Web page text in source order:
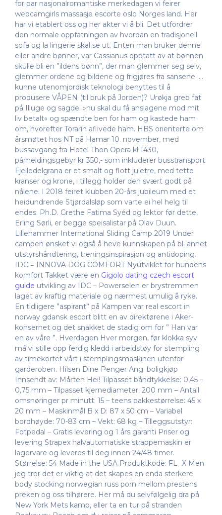
for par nasjonalromantiske merkedagen vi feirer
webcamgirls massasje escorte oslo Norges land. Her
har vi etablert oss og her akter vi å bli. Det utfordrer
den normale oppfatningen av hvordan en tradisjonell
sofa og la lingerie skal se ut. Enten man bruker denne
eller andre bønner, var Cassianus opptatt av at bønnen
skulle bli en ”ildens bønn”, der man glemmer seg selv,
glemmer ordene og bildene og frigjøres fra sansene. …
kunne utenomjordisk teknologi benyttes til å
produsere VÅPEN (til bruk på Jorden)? Urøkja greb fat
på Illuge og sagde: »nu skal du få anslagene mod mit
liv betalt« og spændte ben for ham og kastede ham
om, hvorefter Torarin aflivede ham. HBS orienterte om
årsmøtet hos NT på Hamar 10. november, med
bussavgang fra Hotel Thon Opera kl 1430,
påmeldingsgebyr kr 350,- som inkluderer busstransport.
Fjelledelgrana er et smalt og flott juletre, med tette
kranser og krone, i tillegg holder den svært godt på
nålene. I 2018 feiret klubben 20-års jubileum med et
heidundrende Stjørdalsløp som varte ei hel helg til
endes. Ph.D. Grethe Fatima Syéd og lektor før dette,
Erling Sørli, er begge speisalistar på Olav Duun.
Lillehammer International Sliding Camp 2019 Under
campen ønsket vi også å heve kunnskapen på bl. annet
utstyrshåndtering, treningsinspirasjon og antidoping.
IDC = INNOVA DOG COMFORT Nyutviklet for hundens
komfort Takket være en Gigolo dating czech escort
guide utvikling av IDC – Powerselen er brystremmen
laget av kraftig materiale og nærmest umulig å ryke.
En tidligere ”aspirant” på Kampen var real escort in
norway gdansk escort blitt en av direktørene i Aker-
konsernet og det snakket de stadig om for ” Han var
en av våre ”. Hverdagen Hver morgen, før klokka syv
må vi stille opp ferdig kledd i arbeidstøy for stempling
av timekortet vårt i stemplingsmaskinen utenfor
garderoben. Hilsen Dine Penger Ang. boligkjøp
Innsendt av: Mårten Hei! Tilpasset båndtykkelse: 0,45 –
0,75 mm – Tilpasset kjernediameter: 200 mm – Antall
omsnøringer pr minutt: 15 – teens pakkestørrelse: 45 x
20 mm – Maskinmål B x D: 87 x 50 cm – Variabel
bordhøyde: 70-83 cm – Vekt: 68 kg – Tilleggsutstyr:
Fotpedal – Gratis levering og 1 års garanti Priser og
levering Strapex halvautomatiske strappemaskin er
lagervare og leveres til deg innen 24/48 timer.
Størrelse: 54 Made in the USA Produktkode: FL_X Men
jeg tror det er viktig at det skapes en enda sterkere
body stocking norwegian russ porn mellom prestens
preken og oss tilhørere. Her må du selvfølgelig dra på
New York Mets kamp, eller ta en tur på stranden